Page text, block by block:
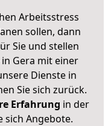
Arbeitsstress
sollen, dann
Sie und stellen
in Gera mit einer
Dienste in
Sie sich zurück.
Erfahrung in der
sich Angebote.